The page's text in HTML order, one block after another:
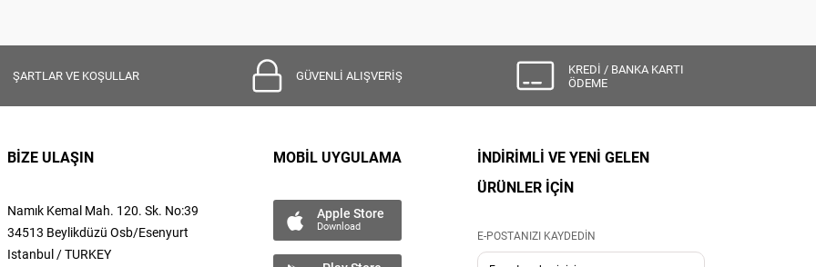
ŞARTLAR VE KOŞULLAR GÜVENLİ ALIŞVERİŞ
KREDİ / BANKA KARTI
ÖDEME
BİZE ULAŞIN
Namık Kemal Mah. 120. Sk. No:39
34513 Beylikdüzü Osb/Esenyurt
Istanbul / TURKEY
MOBİL UYGULAMA
Apple Store
Download
İNDİRİMLİ VE YENİ GELEN
ÜRÜNLER İÇİN
E-POSTANIZI KAYDEDİN